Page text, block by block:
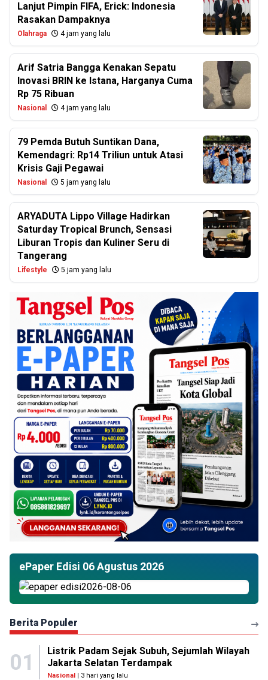
Lanjut Pimpin FIFA, Erick: Indonesia
Rasakan Dampaknya
Olahraga 4 jam yang lalu
Arif Satria Bangga Kenakan Sepatu
Inovasi BRIN ke Istana, Harganya Cuma
Rp 75 Ribuan
Nasional 4 jam yang lalu
79 Pemda Butuh Suntikan Dana,
Kemendagri: Rp14 Triliun untuk Atasi
Krisis Gaji Pegawai
Nasional 5 jam yang lalu
ARYADUTA Lippo Village Hadirkan
Saturday Tropical Brunch, Sensasi
Liburan Tropis dan Kuliner Seru di
Tangerang
Lifestyle 5 jam yang lalu
ePaper Edisi 06 Agustus 2026
Berita Populer
01
Listrik Padam Sejak Subuh, Sejumlah Wilayah
Jakarta Selatan Terdampak
Nasional| 3 hari yang lalu